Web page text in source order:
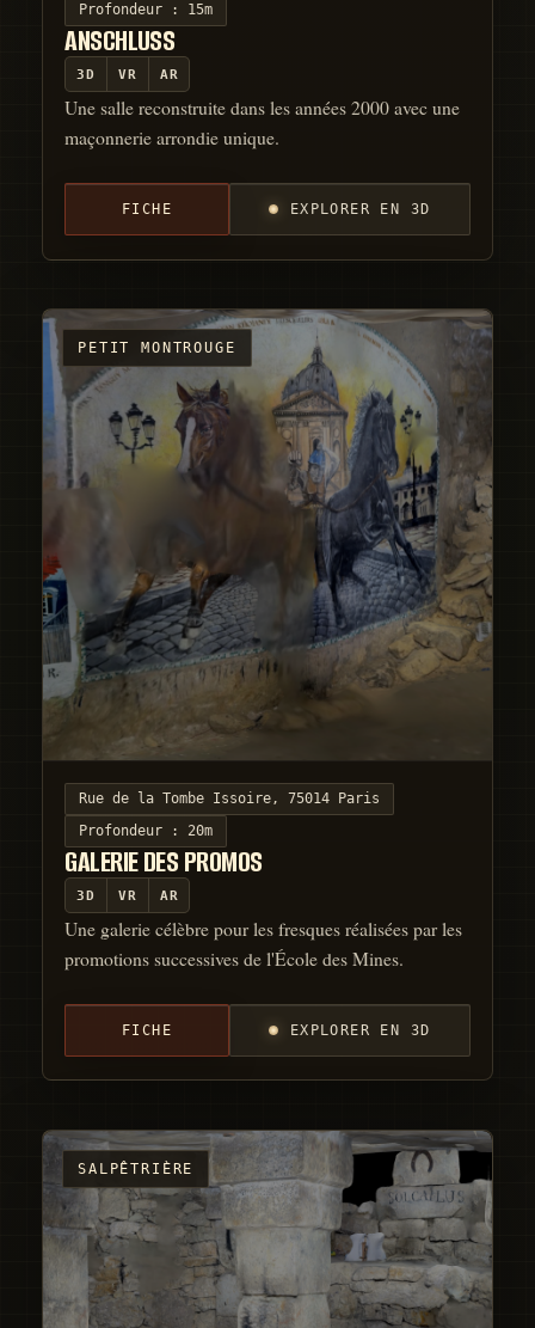
Profondeur : 15m
ANSCHLUSS
3D VR AR
Une salle reconstruite dans les années 2000 avec une
maçonnerie arrondie unique.
FICHE EXPLORER EN 3D
PETIT MONTROUGE
Rue de la Tombe Issoire, 75014 Paris
Profondeur : 20m
GALERIE DES PROMOS
3D VR AR
Une galerie célèbre pour les fresques réalisées par les
promotions successives de l'École des Mines.
FICHE EXPLORER EN 3D
SALPÊTRIÈRE